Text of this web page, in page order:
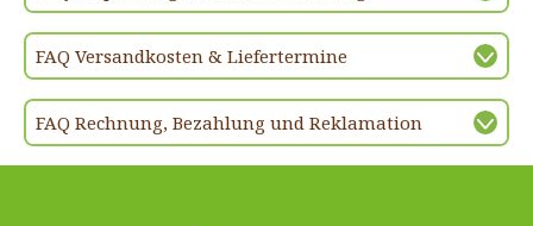
FAQ Versandkosten & Liefertermine
FAQ Rechnung, Bezahlung und Reklamation